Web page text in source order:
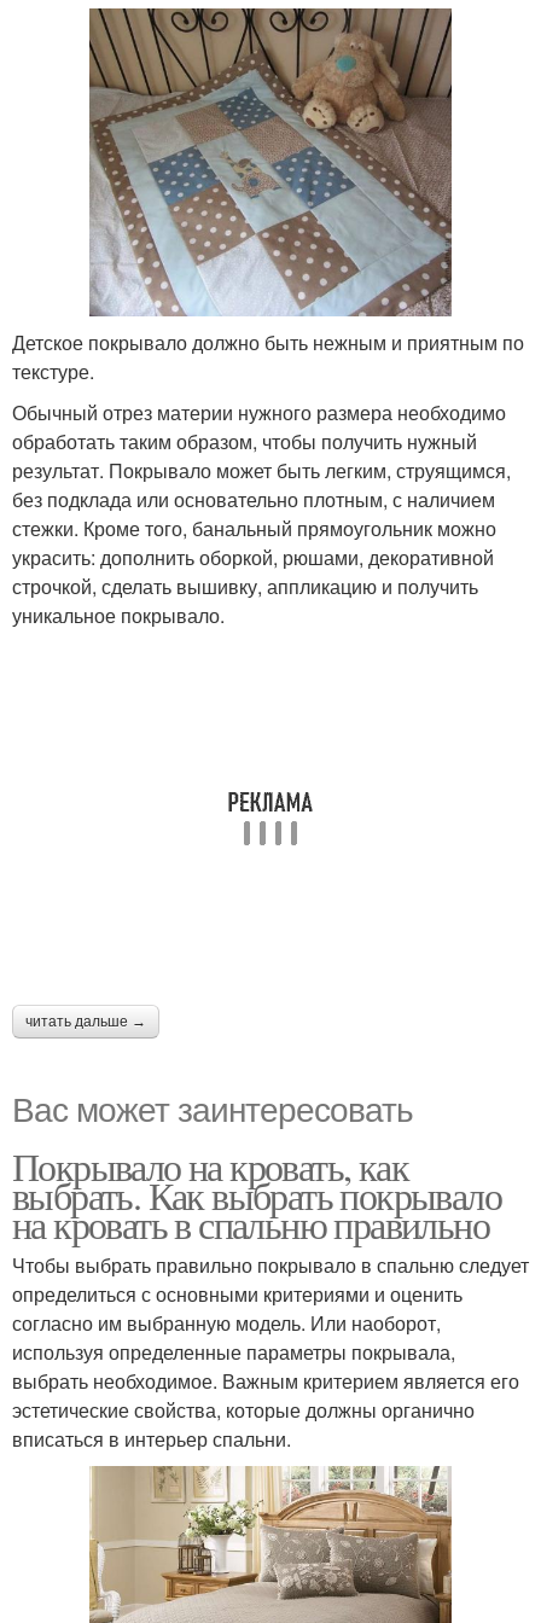
Детское покрывало должно быть нежным и приятным по
текстуре.
Обычный отрез материи нужного размера необходимо
обработать таким образом, чтобы получить нужный
результат. Покрывало может быть легким, струящимся,
без подклада или основательно плотным, с наличием
стежки. Кроме того, банальный прямоугольник можно
украсить: дополнить оборкой, рюшами, декоративной
строчкой, сделать вышивку, аппликацию и получить
уникальное покрывало.
читать дальше →
Вас может заинтересовать
Покрывало на кровать, как
выбрать. Как выбрать покрывало
на кровать в спальню правильно
Чтобы выбрать правильно покрывало в спальню следует
определиться с основными критериями и оценить
согласно им выбранную модель. Или наоборот,
используя определенные параметры покрывала,
выбрать необходимое. Важным критерием является его
эстетические свойства, которые должны органично
вписаться в интерьер спальни.